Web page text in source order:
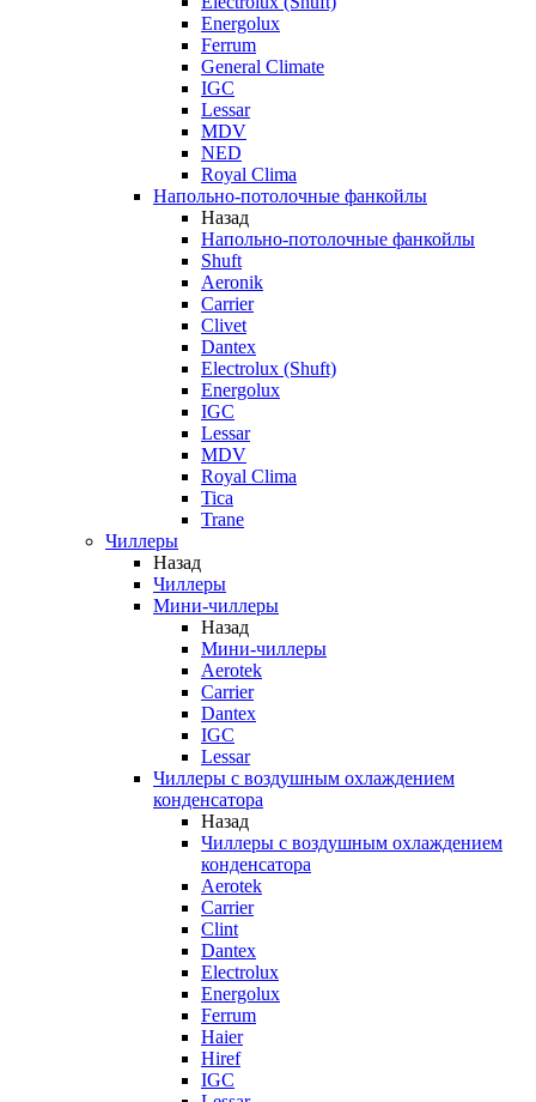
Energolux
Ferrum
General Climate
IGC
Lessar
MDV
NED
Royal Clima
Напольно-потолочные фанкойлы
Назад
Напольно-потолочные фанкойлы
Shuft
Aeronik
Carrier
Clivet
Dantex
Electrolux (Shuft)
Energolux
IGC
Lessar
MDV
Royal Clima
Tica
Trane
Чиллеры
Назад
Чиллеры
Мини-чиллеры
Назад
Мини-чиллеры
Aerotek
Carrier
Dantex
IGC
Lessar
Чиллеры с воздушным охлаждением
конденсатора
Назад
Чиллеры с воздушным охлаждением
конденсатора
Aerotek
Carrier
Clint
Dantex
Electrolux
Energolux
Ferrum
Haier
Hiref
IGC